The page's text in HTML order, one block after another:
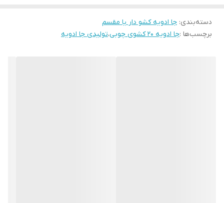
دسته‌بندی: جا ادویه کشو دار یا مقسم
برچسب‌ها :جا ادویه 20 کشوی چوبی ،تولیدی جا ادویه